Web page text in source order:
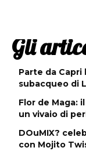
Gli
Parte da
subacqueo di
Flor de Maga:
un vivaio di
DOuMIX?
con Mojito